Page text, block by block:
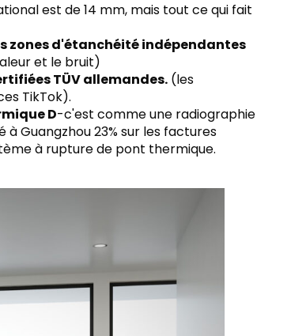
est de 14 mm, mais tout ce qui fait
zones d'étanchéité indépendantes
et le bruit)
TÜV allemandes. (les
TikTok).
D-c'est comme une radiographie
Guangzhou 23% sur les factures
à rupture de pont thermique.